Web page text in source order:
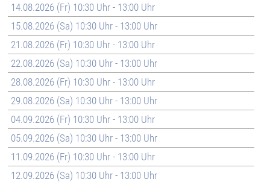
14.08.2026 (Fr) 10:30 Uhr - 13:00 Uhr
15.08.2026 (Sa) 10:30 Uhr - 13:00 Uhr
21.08.2026 (Fr) 10:30 Uhr - 13:00 Uhr
22.08.2026 (Sa) 10:30 Uhr - 13:00 Uhr
28.08.2026 (Fr) 10:30 Uhr - 13:00 Uhr
29.08.2026 (Sa) 10:30 Uhr - 13:00 Uhr
04.09.2026 (Fr) 10:30 Uhr - 13:00 Uhr
05.09.2026 (Sa) 10:30 Uhr - 13:00 Uhr
11.09.2026 (Fr) 10:30 Uhr - 13:00 Uhr
12.09.2026 (Sa) 10:30 Uhr - 13:00 Uhr